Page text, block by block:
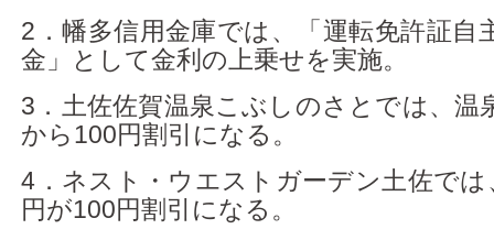
2．幡多信用金庫では、「運転免許証自
金」として金利の上乗せを実施。
3．土佐佐賀温泉こぶしのさとでは、温
から100円割引になる。
4．ネスト・ウエストガーデン土佐では
円が100円割引になる。